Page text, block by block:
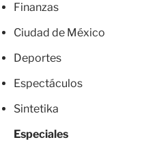
Finanzas
Ciudad de México
Deportes
Espectáculos
Sintetika
Especiales